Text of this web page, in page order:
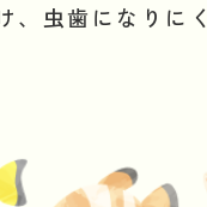
、虫歯になりに